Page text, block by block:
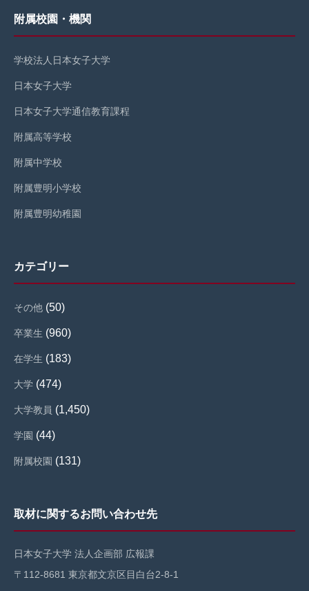
附属校園・機関
学校法人日本女子大学
日本女子大学
日本女子大学通信教育課程
附属高等学校
附属中学校
附属豊明小学校
附属豊明幼稚園
カテゴリー
その他 (50)
卒業生 (960)
在学生 (183)
大学 (474)
大学教員 (1,450)
学園 (44)
附属校園 (131)
取材に関するお問い合わせ先
日本女子大学 法人企画部 広報課
〒112-8681 東京都文京区目白台2-8-1